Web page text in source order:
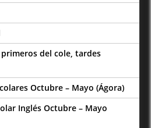
del cole, tardes
Octubre – Mayo (Ágora)
Inglés Octubre – Mayo